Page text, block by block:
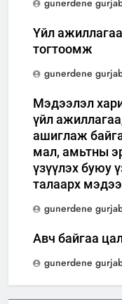
gunerdene
Үйл
тогтоомж
gunerdene
Мэдээлэл
үйл
ашиглаж
мал, амьтны
үзүүлэх буюу
талаарх
gunerdene
Авч байгаа
gunerdene